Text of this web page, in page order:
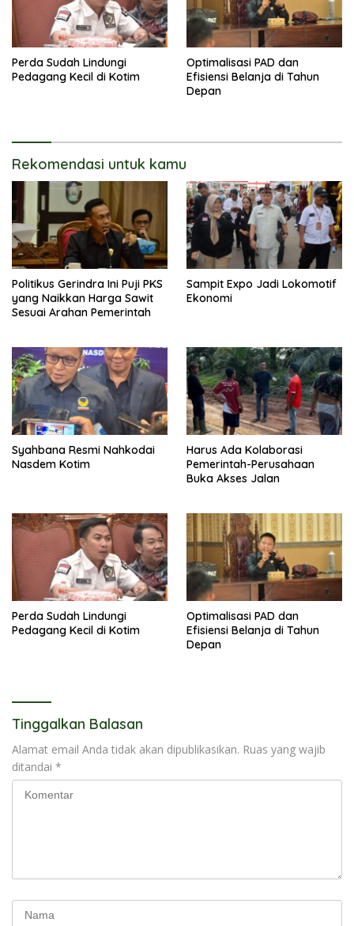
Perda Sudah Lindungi
Pedagang Kecil di Kotim
Optimalisasi PAD dan
Efisiensi Belanja di Tahun
Depan
Rekomendasi untuk kamu
Politikus Gerindra Ini Puji PKS
yang Naikkan Harga Sawit
Sesuai Arahan Pemerintah
Sampit Expo Jadi Lokomotif
Ekonomi
Syahbana Resmi Nahkodai
Nasdem Kotim
Harus Ada Kolaborasi
Pemerintah-Perusahaan
Buka Akses Jalan
Perda Sudah Lindungi
Pedagang Kecil di Kotim
Optimalisasi PAD dan
Efisiensi Belanja di Tahun
Depan
Tinggalkan Balasan
Alamat email Anda tidak akan dipublikasikan. Ruas yang wajib
ditandai *